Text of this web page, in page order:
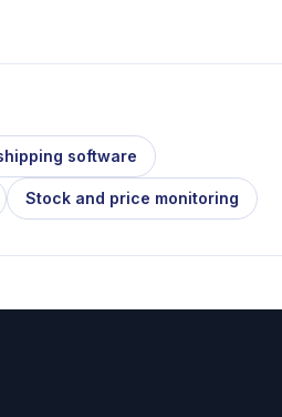
software
Stock and price monitoring